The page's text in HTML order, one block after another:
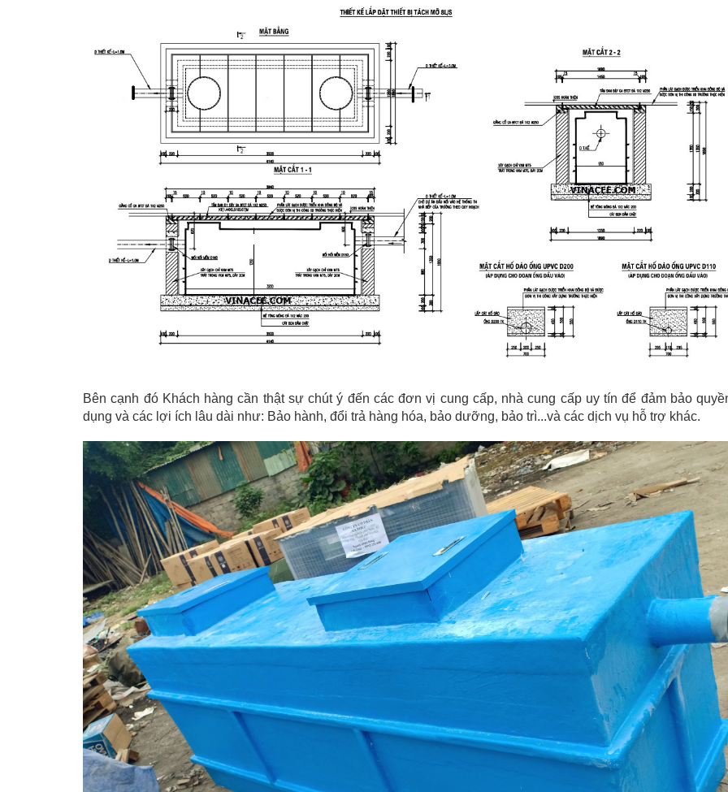
Bên cạnh đó Khách hàng cần thật sự chút ý đến các đơn vị cung cấp, nhà cung cấp uy tín để đảm bảo
dụng và các lợi ích lâu dài như: Bảo hành, đổi trả hàng hóa, bảo dưỡng, bảo trì...và các dịch vụ hỗ trợ khác.